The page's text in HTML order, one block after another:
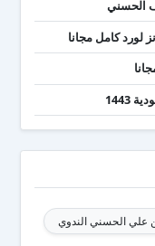
علي الحسني الندوي